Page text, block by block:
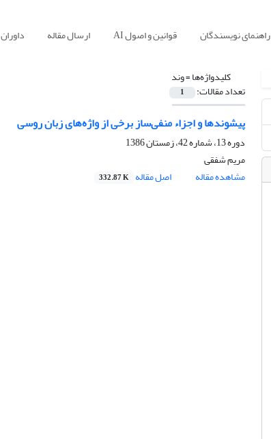
راهنمای نویسندگان قوانین و اصول AI ارسال مقاله داوران
کلیدواژه‌ها =وند
تعداد مقالات: 1
پیشوندها و اجزاء منفی‌ساز برخی از واژه‌های زبان روسی
دوره 13، شماره 42، زمستان 1386
مریم شفقی
مشاهده مقاله
اصل مقاله 332.87 K